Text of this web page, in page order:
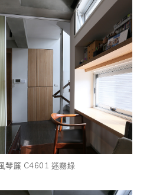
琴簾 C4601 迷霧綠